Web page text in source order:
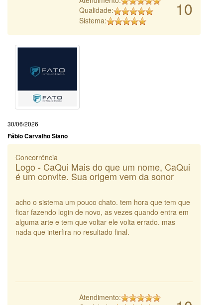
10
Qualidade:
Sistema:
30/06/2026
Fábio Carvalho Siano
Concorrência
Logo - CaQui Mais do que um nome, CaQui
é um convite. Sua origem vem da sonor
acho o sistema um pouco chato. tem hora que tem que
ficar fazendo login de novo, as vezes quando entra em
alguma arte e tem que voltar ele volta errado. mas
nada que interfira no resultado final.
Atendimento: